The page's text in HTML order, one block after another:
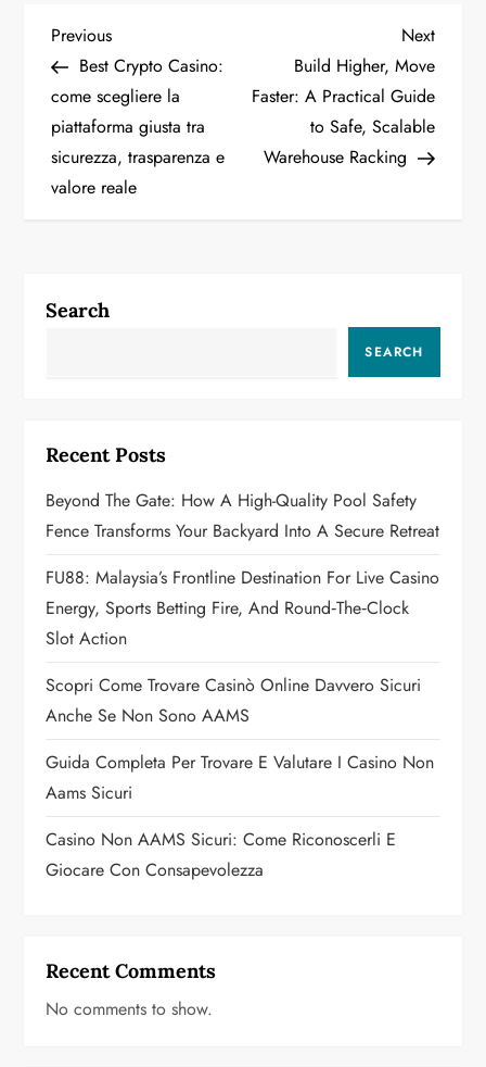
P
o
s
t
v
a
t
i
o
n
Previous
Post
Previous
Best Crypto Casino:
come scegliere la
piattaforma giusta tra
sicurezza, trasparenza e
valore reale
Next
Post
Next
Build Higher, Move
Faster: A Practical Guide
to Safe, Scalable
Warehouse Racking
Search
SEARCH
Recent Posts
Beyond The Gate: How A High-Quality Pool Safety
Fence Transforms Your Backyard Into A Secure Retreat
FU88: Malaysia’s Frontline Destination For Live Casino
Energy, Sports Betting Fire, And Round‑the‑Clock
Slot Action
Scopri Come Trovare Casinò Online Davvero Sicuri
Anche Se Non Sono AAMS
Guida Completa Per Trovare E Valutare I Casino Non
Aams Sicuri
Casino Non AAMS Sicuri: Come Riconoscerli E
Giocare Con Consapevolezza
Recent Comments
No comments to show.